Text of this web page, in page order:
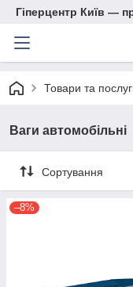
Гіперцентр Київ —
Товари та
Ваги автомобільні
Сортування
–8%